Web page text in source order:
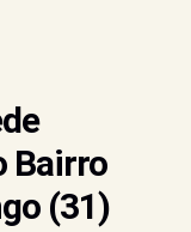
Bairro
(31)